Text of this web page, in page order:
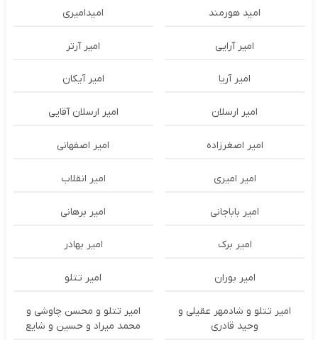
امید هورمند امیدامیری
امیر آرایی امیر آرتر
امیر آریا امیر آیکان
امیر ارسلان امیر ارسلان آقایی
امیر اصغرزاده امیر اصفهانی
امیر امیری امیر انقلاب
امیر باباجانی امیر برهانی
امیر برک امیر بهادر
امیر بوران امیر تتلو
امیر تتلو و شادمهر عقیلی و
وحید قادری
امیر تتلو و محسن چاوشی و
محمد میراد و حسین و شایع